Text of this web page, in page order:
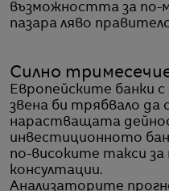
възможността за по-
пазара ляво
Силно
Европейските банки
звена би трябвало да
нарастващата
инвестиционното
по-високите такси за
консултации.
Анализаторите